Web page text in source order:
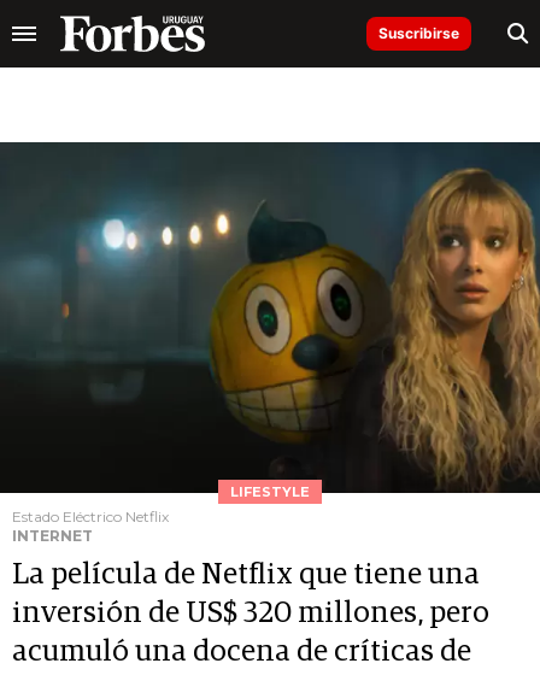
Suscribirse
LIFESTYLE
Estado Eléctrico Netflix
INTERNET
La película de Netflix que tiene una
inversión de US$ 320 millones, pero
acumuló una docena de críticas de